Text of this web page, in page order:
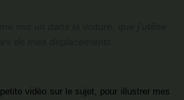
vidéo sur le sujet, pour illustrer mes